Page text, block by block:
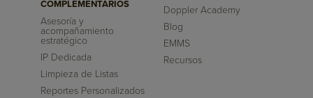
COMPLEMENTARIOS
Asesoría y
acompañamiento
estratégico
IP Dedicada
Limpieza de Listas
Reportes Personalizados
Doppler Academy
Blog
EMMS
Recursos